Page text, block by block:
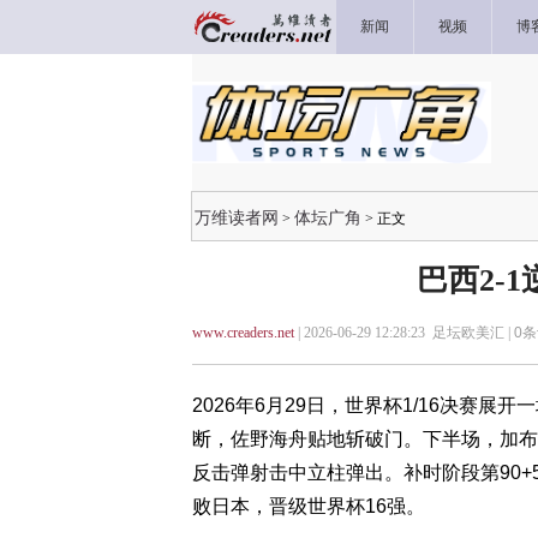
新闻 视频 博
万维读者网 > 体坛广角 > 正文
巴西2-1
www.creaders.net| 2026-06-29 12:28:23 足坛欧美汇 | 0
2026年6月29日，世界杯1/16决赛展开
断，佐野海舟贴地斩破门。下半场，加
反击弹射击中立柱弹出。补时阶段第
败日本，晋级世界杯16强。